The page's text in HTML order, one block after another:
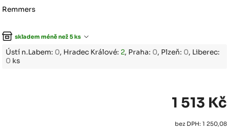
Remmers
skladem méně než 5 ks
Ústí n.Labem: 0, Hradec Králové: 2, Praha: 0, Plzeň: 0, Liberec:
0 ks
1 513 Kč
bez DPH: 1 250,08